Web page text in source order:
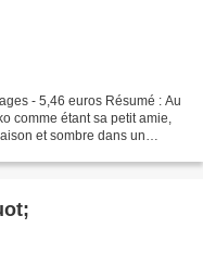
- 5,46 euros Résumé : Au
comme étant sa petit amie,
et sombre dans un